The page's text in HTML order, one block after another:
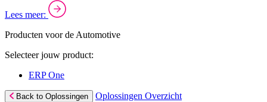
Lees meer:
Producten voor de Automotive
Selecteer jouw product:
ERP One
Back to Oplossingen
Oplossingen Overzicht